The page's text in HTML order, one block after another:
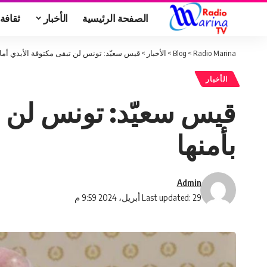
الصفحة الرئيسية الأخبار ثقافة
Radio Marina
>
Blog
> الأخبار >قيس سعيّد: تونس لن تبقى مكتوفة الأيدي
الأخبار
قيس سعيّد: تونس لن
بأمنها
Last updated: 29 أبريل، 2024 9:59 م
Admin